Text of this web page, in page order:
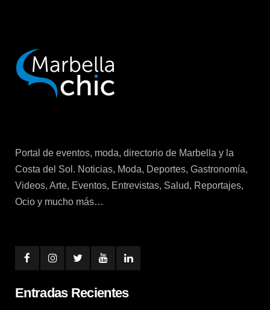
Portal de eventos, moda, directorio de Marbella y la
Costa del Sol. Noticias, Moda, Deportes, Gastronomía,
Videos, Arte, Eventos, Entrevistas, Salud, Reportajes,
Ocio y mucho más…
Entradas Recientes